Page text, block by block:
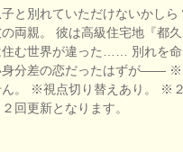
子と別れていただけないかし
の両親。 彼は高級住宅地『都
住む世界が違った…… 別れを
身分差の恋だったはずが――
ん。 ※視点切り替えあり。 ※
２回更新となります。